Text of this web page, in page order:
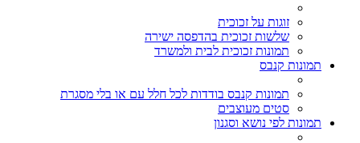
זוגות על זכוכית
שלשות זכוכית בהדפסה ישירה
תמונות זכוכית לבית ולמשרד
תמונות קנבס
תמונות קנבס בודדות לכל חלל עם או בלי מסגרת
סטים מעוצבים
תמונות לפי נושא וסגנון